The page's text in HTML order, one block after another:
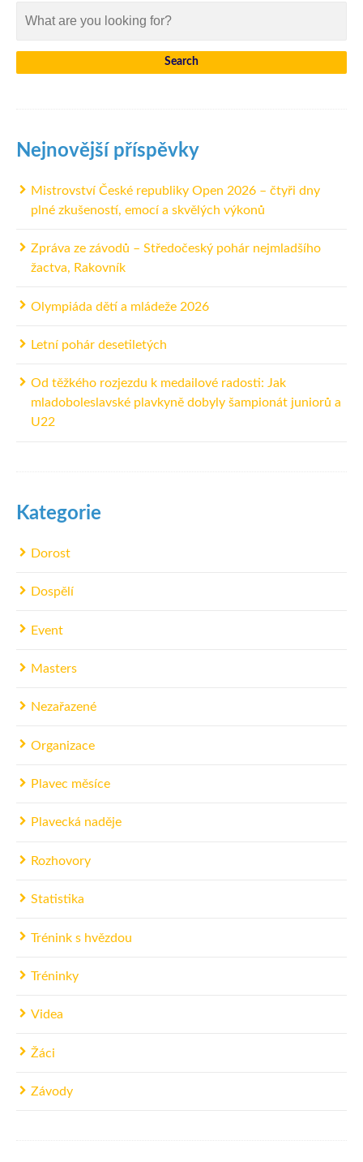
Nejnovější příspěvky
Mistrovství České republiky Open 2026 – čtyři dny
plné zkušeností, emocí a skvělých výkonů
Zpráva ze závodů – Středočeský pohár nejmladšího
žactva, Rakovník
Olympiáda dětí a mládeže 2026
Letní pohár desetiletých
Od těžkého rozjezdu k medailové radosti: Jak
mladoboleslavské plavkyně dobyly šampionát juniorů a
U22
Kategorie
Dorost
Dospělí
Event
Masters
Nezařazené
Organizace
Plavec měsíce
Plavecká naděje
Rozhovory
Statistika
Trénink s hvězdou
Tréninky
Videa
Žáci
Závody